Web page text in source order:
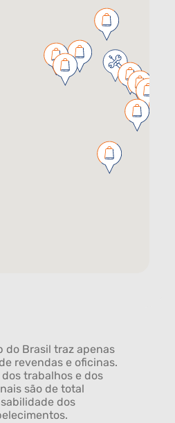
do Brasil traz apenas
revendas e oficinas.
trabalhos e dos
são de total
dos